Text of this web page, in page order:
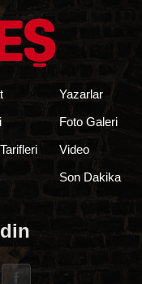
Yazarlar
Foto Galeri
Video
Son Dakika